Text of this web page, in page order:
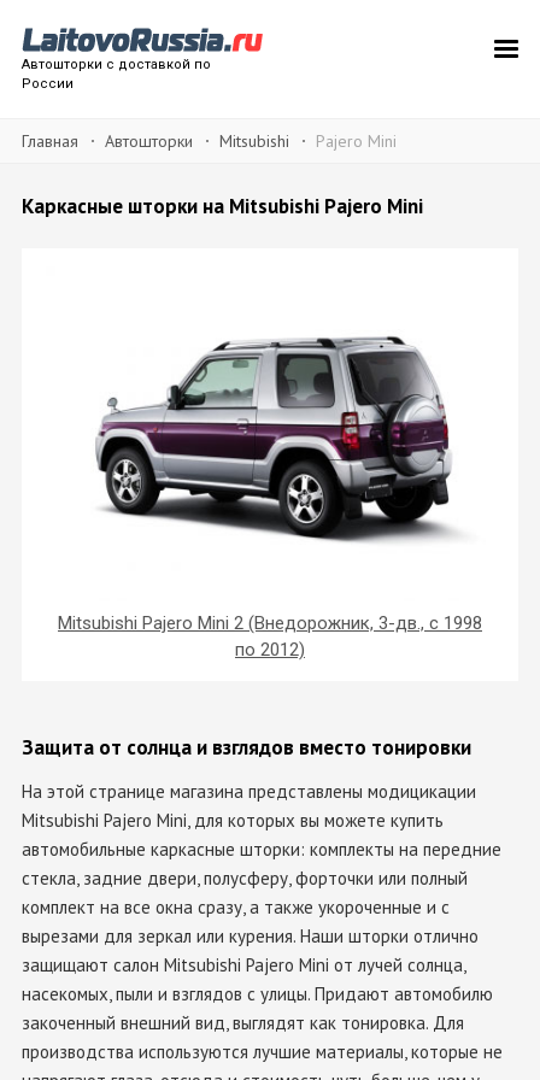
Автошторки с доставкой по
России
Главная Автошторки Mitsubishi Pajero Mini
Каркасные шторки на Mitsubishi Pajero Mini
Mitsubishi Pajero Mini 2 (Внедорожник, 3-дв., с 1998
по 2012)
Защита от солнца и взглядов вместо тонировки
На этой странице магазина представлены модицикации
Mitsubishi Pajero Mini, для которых вы можете купить
автомобильные каркасные шторки: комплекты на передние
стекла, задние двери, полусферу, форточки или полный
комплект на все окна сразу, а также укороченные и с
вырезами для зеркал или курения. Наши шторки отлично
защищают салон Mitsubishi Pajero Mini от лучей солнца,
насекомых, пыли и взглядов с улицы. Придают автомобилю
закоченный внешний вид, выглядят как тонировка. Для
производства используются лучшие материалы, которые не